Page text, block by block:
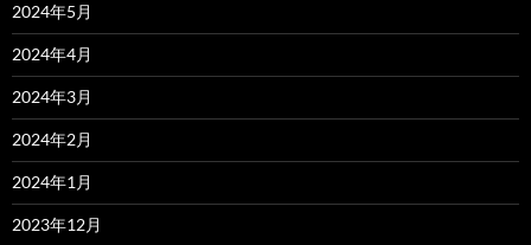
2024年5月
2024年4月
2024年3月
2024年2月
2024年1月
2023年12月